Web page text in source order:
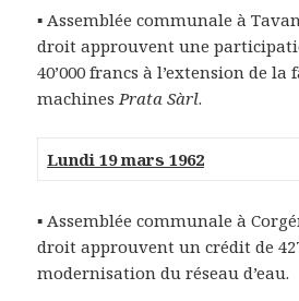
▪ Assemblée communale à
droit approuvent une
40’000 francs à l’extension de la
machinesPrata Sàrl.
Lundi 19 mars 1962
▪ Assemblée communale à
droit approuvent un crédit de
modernisation du réseau d’eau.